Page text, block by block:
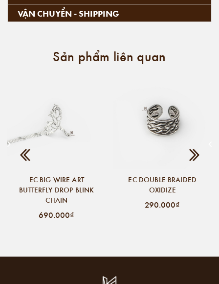
VẬN CHUYỂN - SHIPPING
Sản phẩm liên quan
EC BIG WIRE ART
BUTTERFLY DROP BLINK
CHAIN
690.000₫
EC DOUBLE BRAIDED
OXIDIZE
290.000₫